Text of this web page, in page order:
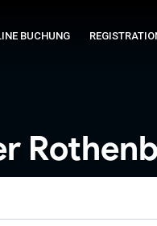
BUCHUNG